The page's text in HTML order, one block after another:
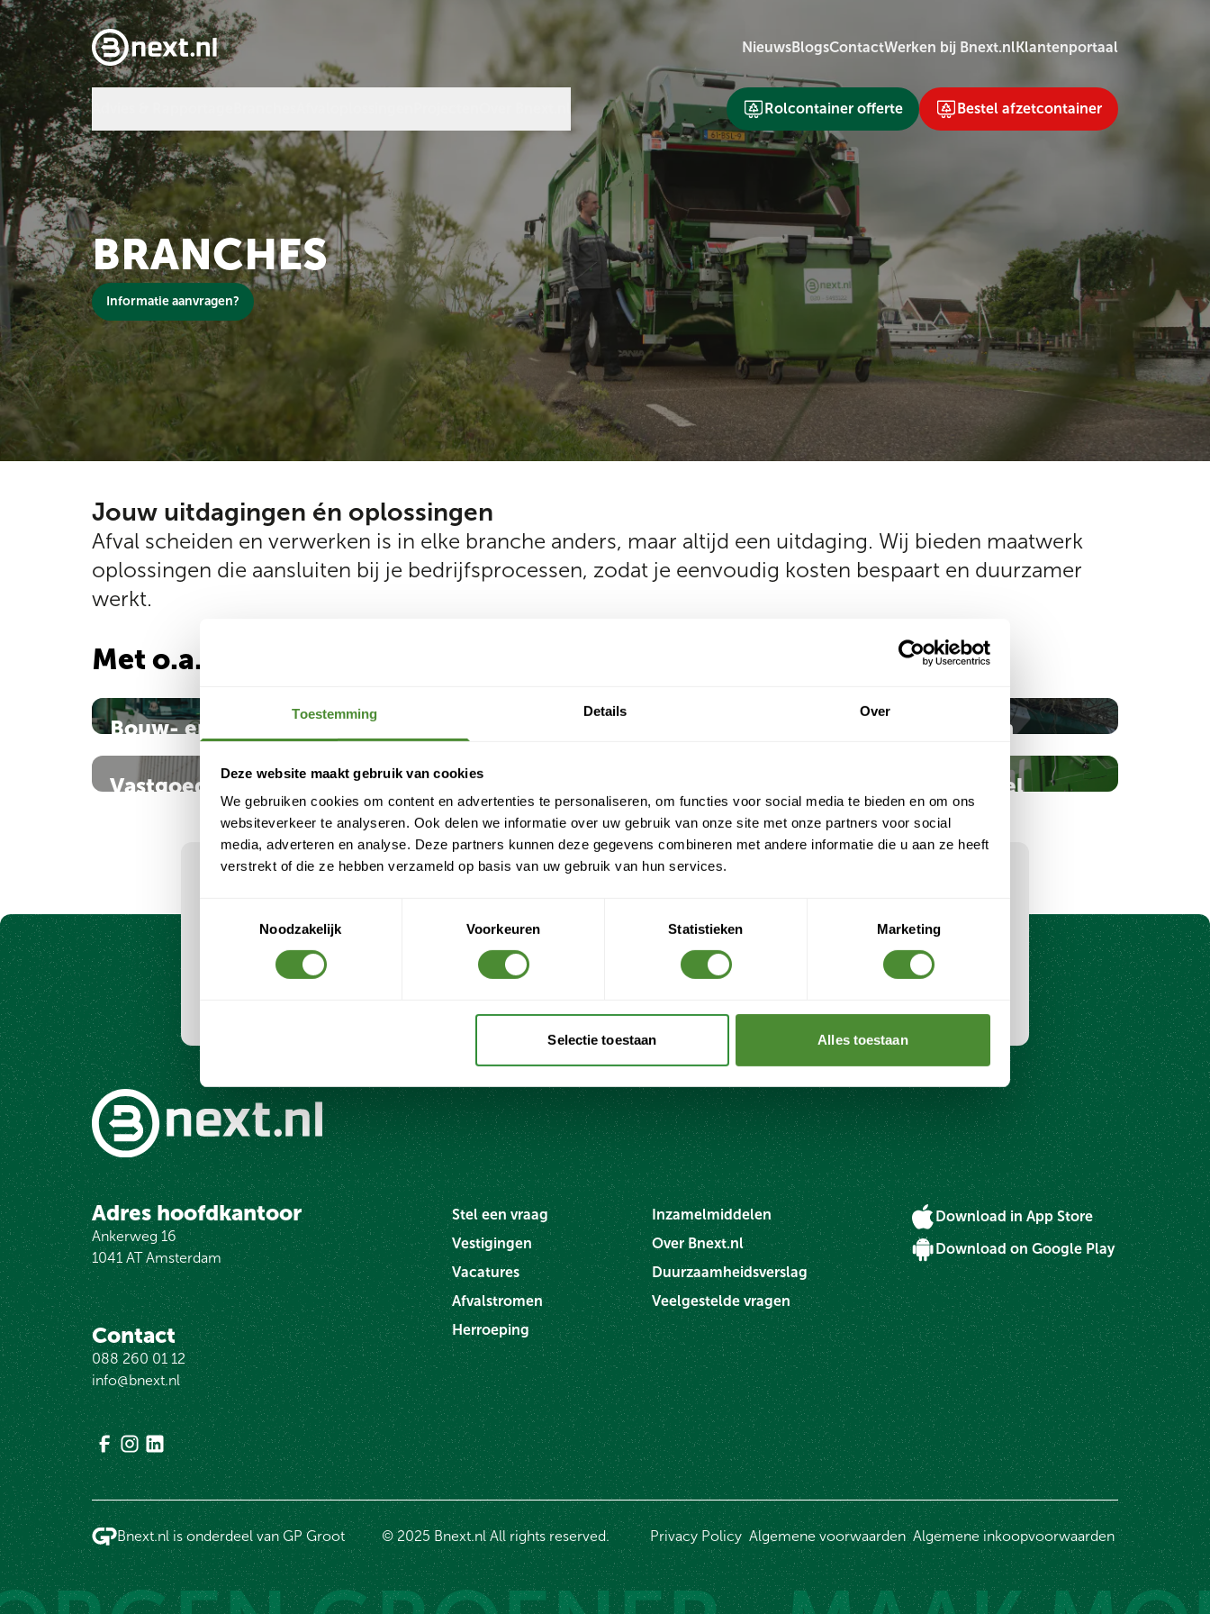
Toestemming Details Over
Deze website maakt gebruik van cookies
We gebruiken cookies om content en advertenties te personaliseren, om functies voor social media te bieden en om ons
websiteverkeer te analyseren. Ook delen we informatie over uw gebruik van onze site met onze partners voor social
media, adverteren en analyse. Deze partners kunnen deze gegevens combineren met andere informatie die u aan ze heeft
verstrekt of die ze hebben verzameld op basis van uw gebruik van hun services.
Noodzakelijk
Voorkeuren Statistieken Marketing
Selectie toestaan Alles toestaan
NieuwsBlogsContactWerken bij Bnext.nlKlantenportaal
Rolcontainer offerte Bestel afzetcontainer
BRANCHES
Informatie aanvragen?
Jouw uitdagingen én oplossingen
Afval scheiden en verwerken is in elke branche anders, maar altijd een uitdaging. Wij bieden maatwerk
oplossingen die aansluiten bij je bedrijfsprocessen, zodat je eenvoudig kosten bespaart en duurzamer
werkt.
Met o.a. deze branches werken wij samen
Bouw- en sloopbedrijven
Afvalbeheer voor de bouw: jouw uitdagingen
én oplossingen
Hoveniersbedrijven
Afvalbeheer voor de tuinbranche: jouw
Lees meer
Vastgoed en multi tenant
Afvalmanagement voor vastgoed en multi
tenant: jouw uitdagingen én oplossingen
Hotels en restaurants
Afvalmanagement voor hotels en horeca:
jouw uitdagingen én oplossingen
Lees meer
Mkb en detailhandel
Afvalbeheer voor mkb en detailhandel: jouw
uitdagingen én oplossingen.
nieuwsbrief
hoogte over veranderingen in wet- en regelgeving.
Inschrijven
Adres hoofdkantoor
Ankerweg 16
1041 AT Amsterdam
Contact
088 260 01 12
info@bnext.nl
Stel een vraag
Vestigingen
Vacatures
Afvalstromen
Herroeping
Inzamelmiddelen
Over Bnext.nl
Duurzaamheidsverslag
Veelgestelde vragen
Download in App Store
Download on Google Play
Bnext.nl is onderdeel van GP Groot © 2025 Bnext.nl All rights reserved. Privacy Policy Algemene voorwaarden Algemene inkoopvoorwaarden